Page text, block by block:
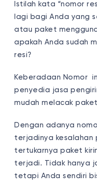
Istilah kata “nomor
lagi bagi Anda yang
atau paket
apakah Anda sudah
resi?
Keberadaan Nomor
penyedia jasa
mudah melacak
Dengan adanya
terjadinya kesalahan
tertukarnya paket
terjadi. Tidak hanya
tetapi Anda sendiri